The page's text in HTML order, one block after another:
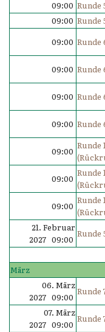
09:00 Runde
09:00 Runde
09:00 Runde
09:00 Runde
09:00 Runde
09:00 Runde
09:00
Runde
09:00
Runde
09:00
Runde
21. Februar
2027 09:00
Runde
März
06. März
2027 09:00
Runde
07. März
2027 09:00
Runde